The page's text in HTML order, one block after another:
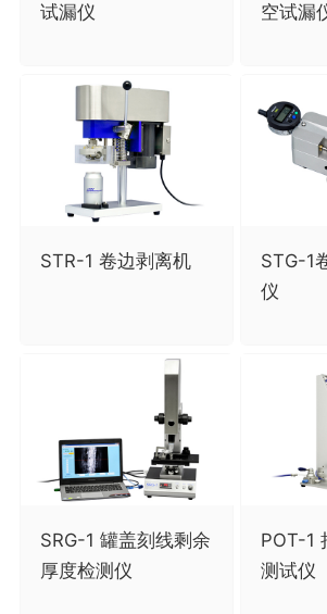
试漏仪
空试漏
STR-1 卷边剥离机
STG-1
仪
SRG-1 罐盖刻线剩余
厚度检测仪
POT-1
测试仪